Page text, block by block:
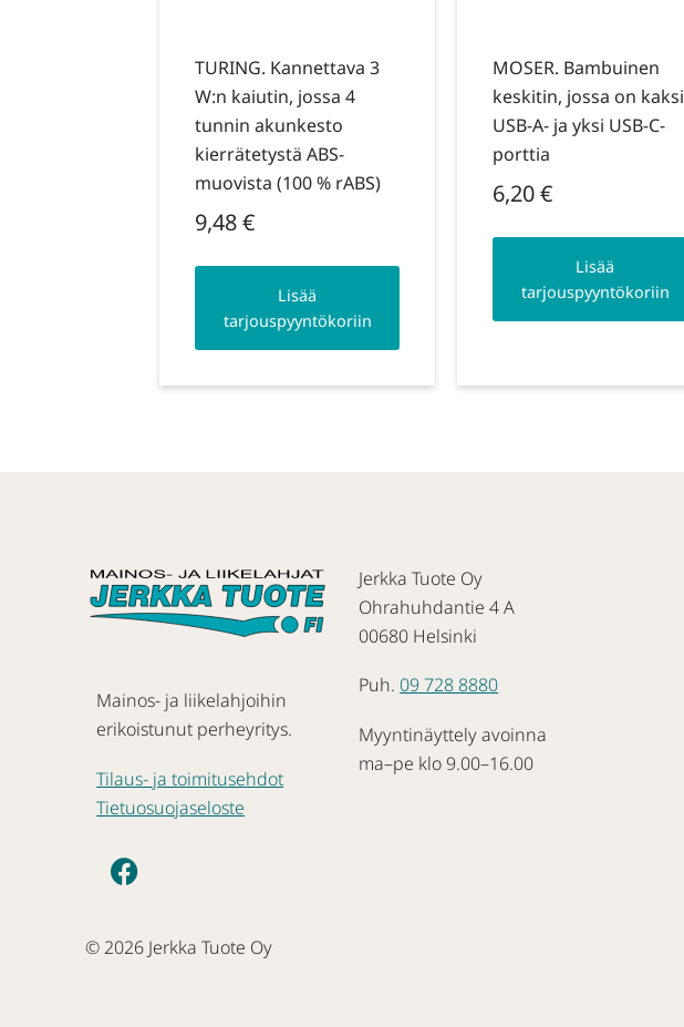
TURING. Kannettava 3
W:n kaiutin, jossa 4
tunnin akunkesto
kierrätetystä ABS-
muovista (100 % rABS)
9,48€
Lisää
tarjouspyyntökoriin
MOSER. Bambuinen
keskitin, jossa on kaksi
USB-A- ja yksi USB-C-
porttia
6,20€
Lisää
tarjouspyyntökoriin
Mainos- ja liikelahjoihin
erikoistunut perheyritys.
Tilaus- ja toimitusehdot
Tietuosuojaseloste
Jerkka Tuote Oy
Ohrahuhdantie 4 A
00680 Helsinki
Puh. 09 728 8880
Myyntinäyttely avoinna
ma–pe klo 9.00–16.00
© 2026 Jerkka Tuote Oy